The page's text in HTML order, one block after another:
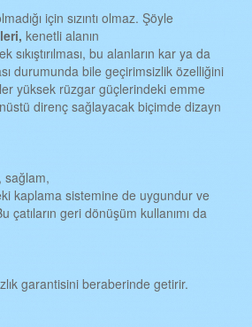
için sızıntı olmaz. Şöyle
kenetli alanın
sıkıştırılması, bu alanların kar ya da
durumunda bile geçirimsizlik özelliğini
yüksek rüzgar güçlerindeki emme
direnç sağlayacak biçimde dizayn
sağlam,
kaplama sistemine de uygundur ve
çatıların geri dönüşüm kullanımı da
garantisini beraberinde getirir.